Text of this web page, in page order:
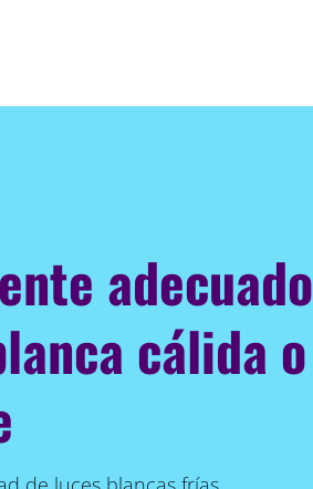
adecuado
cálida o